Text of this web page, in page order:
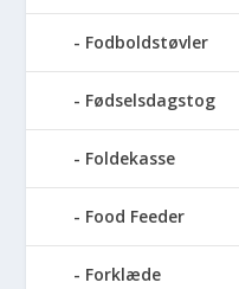
Fodboldstøvler
Fødselsdagstog
Foldekasse
Food Feeder
Forklæde